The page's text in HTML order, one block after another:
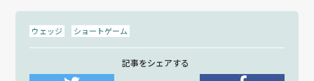
ウェッジ ショートゲーム
記事をシェアする